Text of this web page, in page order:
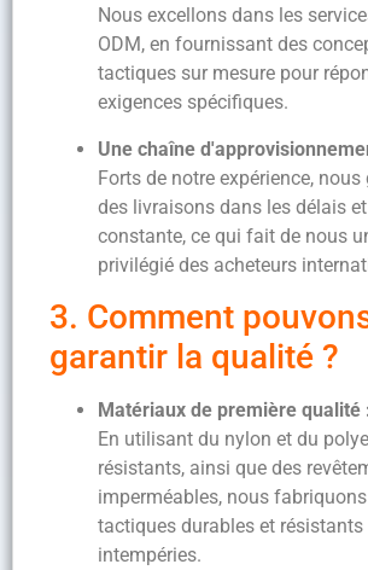
Nous excellons dans les
ODM, en fournissant des
tactiques sur mesure pour
exigences spécifiques.
Une chaîne
Forts de notre expérience,
des livraisons dans les délais
constante, ce qui fait de nous
privilégié des acheteurs
3. Comment
garantir la qualité ?
Matériaux de première qualité
En utilisant du nylon et du
résistants, ainsi que des
imperméables, nous
tactiques durables et résistants
intempéries.